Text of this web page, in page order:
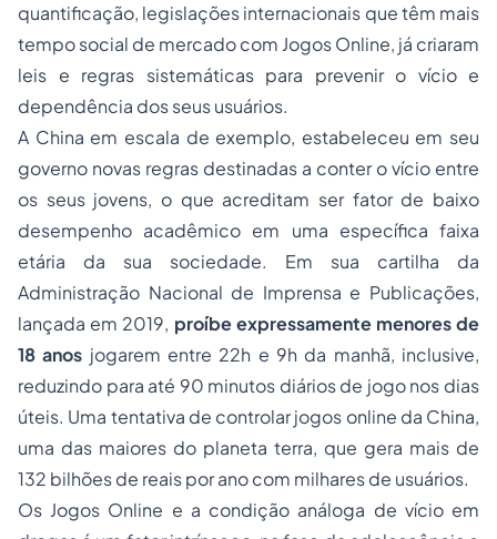
quantificação, legislações internacionais que têm mais
tempo social de mercado com Jogos Online, já criaram
leis e regras sistemáticas para prevenir o vício e
dependência dos seus usuários.
A China em escala de exemplo, estabeleceu em seu
governo novas regras destinadas a conter o vício entre
os seus jovens, o que acreditam ser fator de baixo
desempenho acadêmico em uma específica faixa
etária da sua sociedade. Em sua cartilha da
Administração Nacional de Imprensa e Publicações,
lançada em 2019, proíbe expressamente menores de
18 anos jogarem entre 22h e 9h da manhã, inclusive,
reduzindo para até 90 minutos diários de jogo nos dias
úteis. Uma tentativa de controlar jogos online da China,
uma das maiores do planeta terra, que gera mais de
132 bilhões de reais por ano com milhares de usuários.
Os Jogos Online e a condição análoga de vício em